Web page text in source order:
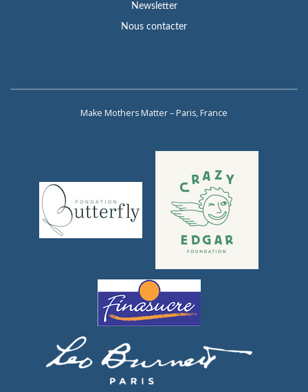
Newsletter
Nous contacter
Make Mothers Matter – Paris, France